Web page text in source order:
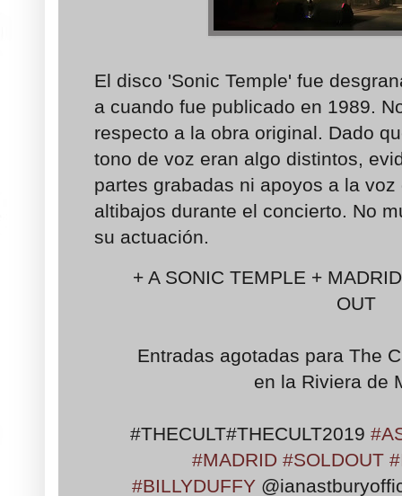
El disco 'Sonic Temple' fue
a cuando fue publicado en 1989.
respecto a la obra original. Dado
tono de voz eran algo distintos,
partes grabadas ni apoyos a la
altibajos durante el concierto. No
su actuación.
+ A SONIC TEMPLE +
OUT
Entradas agotadas para The
en la Riviera de
#THECULT#THECULT2019
#MADRID #SOLDOUT
#BILLYDUFFY